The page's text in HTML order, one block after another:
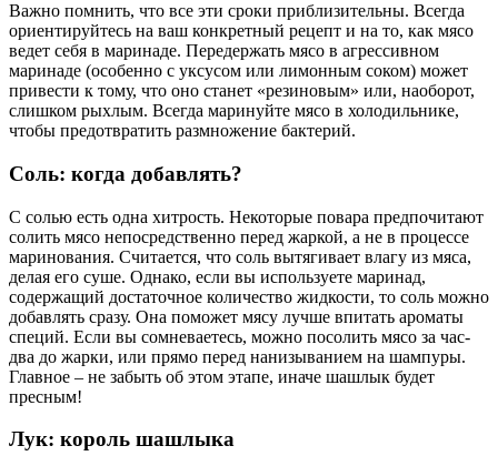
Важно помнить, что все эти сроки приблизительны. Всегда
ориентируйтесь на ваш конкретный рецепт и на то, как мясо
ведет себя в маринаде. Передержать мясо в агрессивном
маринаде (особенно с уксусом или лимонным соком) может
привести к тому, что оно станет «резиновым» или, наоборот,
слишком рыхлым. Всегда маринуйте мясо в холодильнике,
чтобы предотвратить размножение бактерий.
Соль: когда добавлять?
С солью есть одна хитрость. Некоторые повара предпочитают
солить мясо непосредственно перед жаркой, а не в процессе
маринования. Считается, что соль вытягивает влагу из мяса,
делая его суше. Однако, если вы используете маринад,
содержащий достаточное количество жидкости, то соль можно
добавлять сразу. Она поможет мясу лучше впитать ароматы
специй. Если вы сомневаетесь, можно посолить мясо за час-
два до жарки, или прямо перед нанизыванием на шампуры.
Главное – не забыть об этом этапе, иначе шашлык будет
пресным!
Лук: король шашлыка